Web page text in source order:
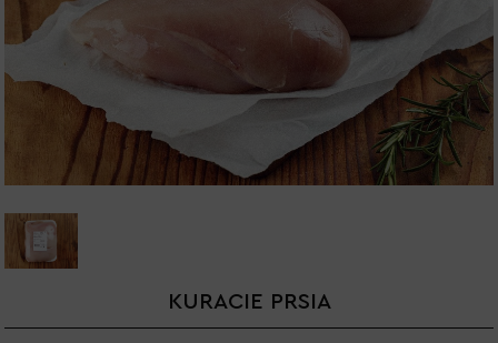
KURACIE PRSIA